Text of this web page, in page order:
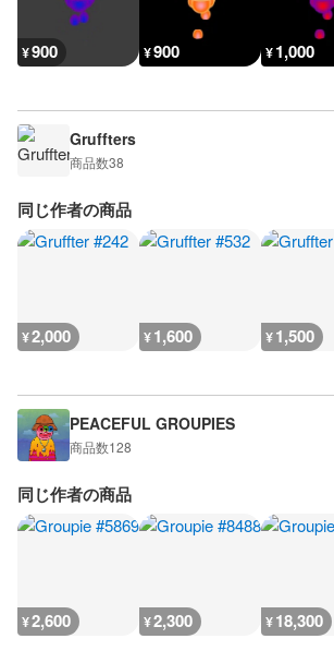
¥900 ¥900 ¥1,000
Gruffters
商品数38
同じ作者の商品
¥2,000 ¥1,600 ¥1,500
PEACEFUL GROUPIES
商品数128
同じ作者の商品
¥2,600 ¥2,300 ¥18,300